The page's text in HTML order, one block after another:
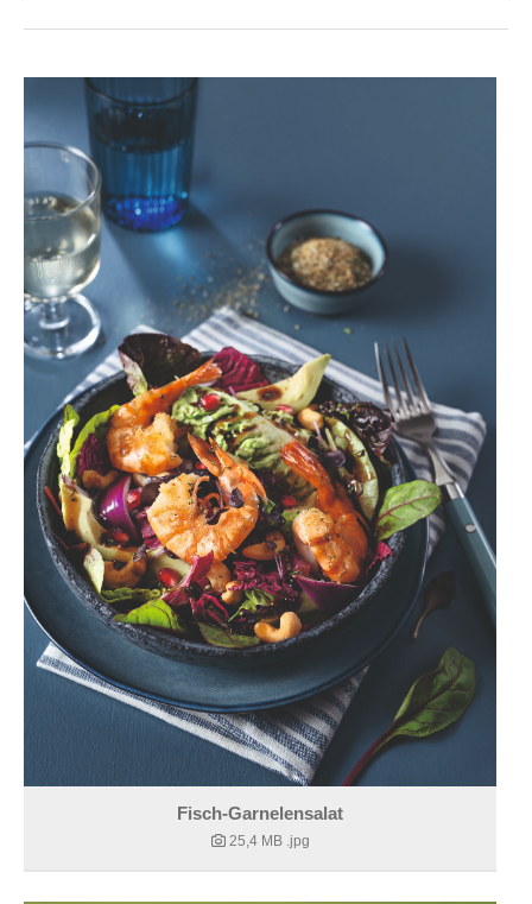
Fisch-Garnelensalat
25,4 MB .jpg